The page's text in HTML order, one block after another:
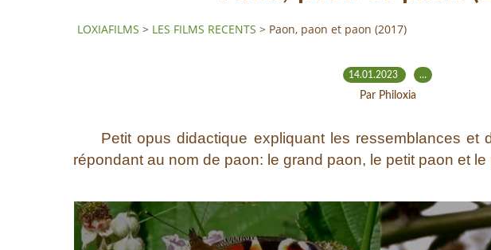
LOXIAFILMS > LES FILMS RECENTS > Paon, paon et paon (2017)
14.01.2023 …
Par Philoxia
Petit opus didactique expliquant les ressemblances et
répondant au nom de paon: le grand paon, le petit paon et le